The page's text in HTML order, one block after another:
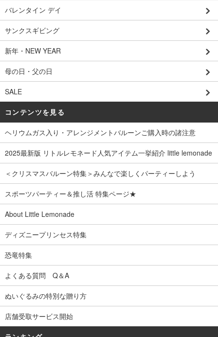
バレンタイン デイ
サンクスギビング
新年・NEW YEAR
母の日・父の日
SALE
コンテンツを見る
ヘリウムガス入り・アレンジメントバルーンご購入時の諸注意
2025最新版 リトルレモネード人気アイテム一挙紹介 little lemonade
＜クリスマスバルーン特集＞みんなで楽しくパーティーしよう
スポーツパーティー＆推し活 特集ページ★
About Little Lemonade
ディズニープリンセス特集
恐竜特集
よくある質問 Q＆A
ぬいぐるみの特別な贈り方
店舗受取サービス開始